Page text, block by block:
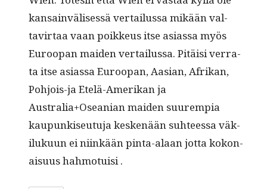
kan­sain­välisessä ver­tailus­sa mikään val­
tavir­taa vaan poikkeus itse asi­as­sa myös
Euroopan maid­en ver­tailus­sa. Pitäisi ver­ra­
ta itse asi­as­sa Euroopan, Aasian, Afrikan,
Pohjois-ja Etelä-Amerikan ja
Australia+Oseanian maid­en suurem­pia
kaupunkiseu­tu­ja keskenään suh­teessa väk­
iluku­un ei niinkään pin­ta-alaan jot­ta kokon­
aisu­us hahmotuisi .